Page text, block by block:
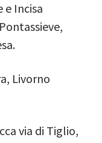
e Incisa
Livorno
via di Tiglio,